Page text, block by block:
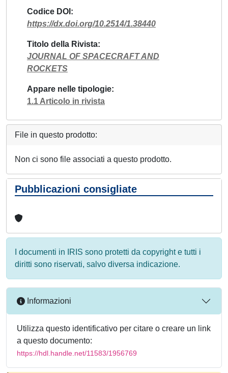
Codice DOI
https://dx.doi.org/10.2514/1.38440
Titolo della Rivista
JOURNAL OF SPACECRAFT AND
ROCKETS
Appare nelle tipologie
1.1 Articolo in rivista
File in questo prodotto:
Non ci sono file associati a questo prodotto.
Pubblicazioni consigliate
I documenti in IRIS sono protetti da copyright e tutti i
diritti sono riservati, salvo diversa indicazione.
Informazioni
Utilizza questo identificativo per citare o creare un link
a questo documento:
https://hdl.handle.net/11583/1956769